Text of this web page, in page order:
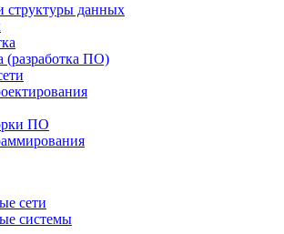
структуры данных
(разработка ПО)
ПО
сети
системы